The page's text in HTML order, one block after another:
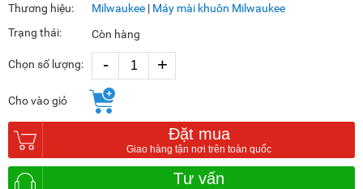
Thương hiệu:
Milwaukee | Máy mài khuôn Milwaukee
Trạng thái:
Còn hàng
Chọn số lượng: - +
Cho vào giỏ
Đặt mua
Tư vấn